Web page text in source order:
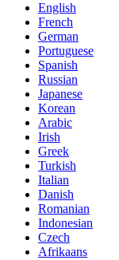
English
French
German
Portuguese
Spanish
Russian
Japanese
Korean
Arabic
Irish
Greek
Turkish
Italian
Danish
Romanian
Indonesian
Czech
Afrikaans